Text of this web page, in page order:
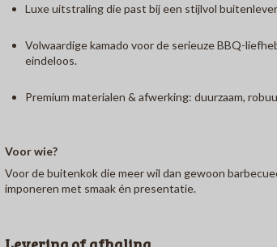
Luxe uitstraling die past bij een stijlvol
Volwaardige kamado voor de serieuze BBQ-
eindeloos.
Premium materialen & afwerking: duurzaam,
Voor wie?
Voor de buitenkok die meer wil dan gewoon
imponeren met smaak én presentatie.